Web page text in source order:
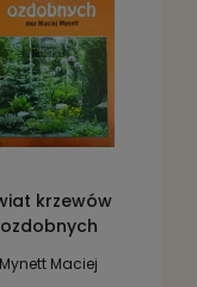
krzewów
ozdobnych
Mynett Maciej